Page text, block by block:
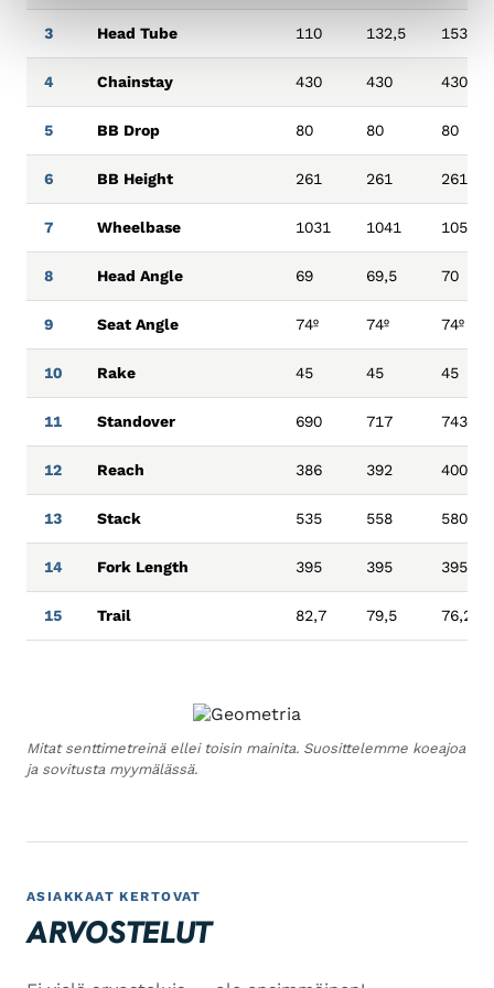
3 Head Tube 110 132,5 153,5
4 Chainstay 430 430 430
5 BB Drop 80 80 80
6 BB Height 261 261 261
7 Wheelbase 1031 1041 1052
8 Head Angle 69 69,5 70
9 Seat Angle 74º 74º 74º
10 Rake 45 45 45
11 Standover 690 717 743
12 Reach 386 392 400
13 Stack 535 558 580
14 Fork Length 395 395 395
15 Trail 82,7 79,5 76,2
Mitat senttimetreinä ellei toisin mainita. Suosittelemme koeajoa
ja sovitusta myymälässä.
ASIAKKAAT KERTOVAT
ARVOSTELUT